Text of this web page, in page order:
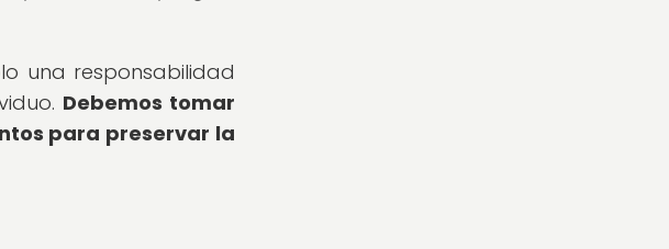
una responsabilidad
Debemos tomar
para preservar la